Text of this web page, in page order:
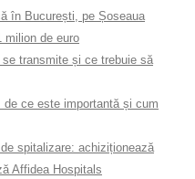
în București, pe Șoseaua
milion de euro
transmite și ce trebuie să
ce este importantă și cum
spitalizare: achiziționează
Affidea Hospitals